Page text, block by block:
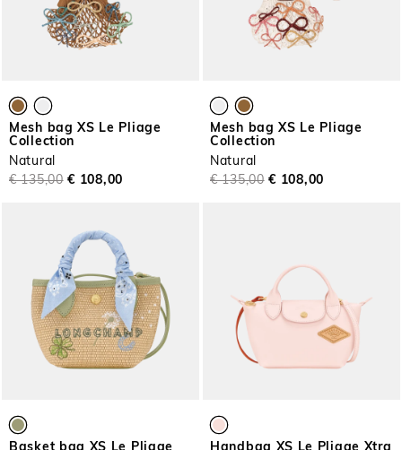
Mesh bag XS Le Pliage
Collection
Natural
€ 135,00 € 108,00
Mesh bag XS Le Pliage
Collection
Natural
€ 135,00 € 108,00